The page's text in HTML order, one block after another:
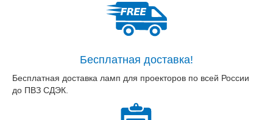
Бесплатная доставка!
Бесплатная доставка ламп для проекторов по всей России
до ПВЗ СДЭК.